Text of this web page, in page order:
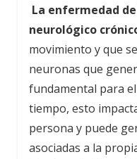
La enfermedad
neurológico
movimiento y que
neuronas que
fundamental para
tiempo, esto
persona y puede
asociadas a la